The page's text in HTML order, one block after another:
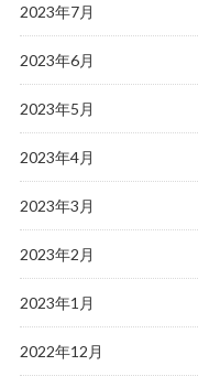
2023年7月
2023年6月
2023年5月
2023年4月
2023年3月
2023年2月
2023年1月
2022年12月